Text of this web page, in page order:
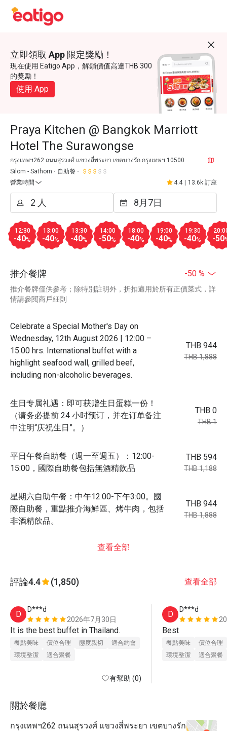
立即領取 App 限定獎勵！
現在使用 Eatigo App，解鎖價值高達THB 300
的獎勵！
使用 App
Praya Kitchen @ Bangkok Marriott
Hotel The Surawongse
กรุงเทพฯ262 ถนนสุรวงศ์ แขวงสี่พระยา เขตบางรัก กรุงเทพฯ 10500
Silom - Sathorn
自助餐
營業時間
4.4 13.6k 訂座
12:30
-40%
13:00
-40%
13:30
-40%
14:00
-50%
18:00
-40%
19:00
-40%
19:30
-40% -50
推介餐牌 -50 %
推介餐牌僅供參考；除特別註明外，折扣適用於所有正價菜式，詳
情請參閱商戶細則
Celebrate a Special Mother's Day on
Wednesday, 12th August 2026 | 12:00 –
15:00 hrs. International buffet with a
highlight seafood wall, grilled beef,
including non-alcoholic beverages.
THB 944
THB 1,888
生日专属礼遇：即可获赠生日蛋糕一份！
（请务必提前 24 小时预订，并在订单备注
中注明“庆祝生日”。）
THB 0
THB 1
平日午餐自助餐（週一至週五）：12:00-
15:00，國際自助餐包括無酒精飲品
THB 594
THB 1,188
星期六自助午餐：中午12:00-下午3:00。國
際自助餐，重點推介海鮮區、烤牛肉，包括
非酒精飲品。
THB 944
THB 1,888
查看全部
評論4.4 (1,850) 查看全部
D
D***d
2026年7月30日
It is the best buffet in Thailand.
餐點美味 價位合理 態度親切
適合約會
環境整潔
適合聚餐
有幫助 (0)
D
D***d
Best
餐點美味
價位合理
環境整潔
適合聚餐
關於餐廳
กรุงเทพฯ262 ถนนสุรวงศ์ แขวงสี่พระยา เขตบางรัก